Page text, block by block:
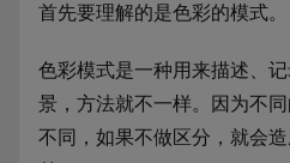
首先要理解的是色彩的模式。
色彩模式是一种用来描述、
景，方法就不一样。因为不
不同，如果不做区分，就会